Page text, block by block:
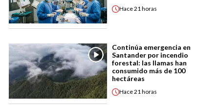
Hace21 horas
Continúa emergencia en
Santander por incendio
forestal: las llamas han
consumido más de 100
hectáreas
Hace21 horas